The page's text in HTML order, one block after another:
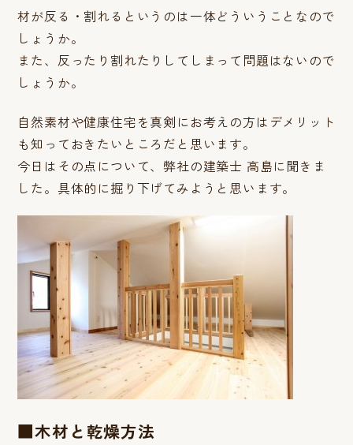
材が反る・割れるというのは一体どういうことなので
しょうか。
また、反ったり割れたりしてしまって問題はないので
しょうか。
自然素材や健康住宅を真剣にお考えの方はデメリット
も知っておきたいところだと思います。
今日はその点について、弊社の建築士 高島に聞きま
した。具体的に掘り下げてみようと思います。
■木材と乾燥方法